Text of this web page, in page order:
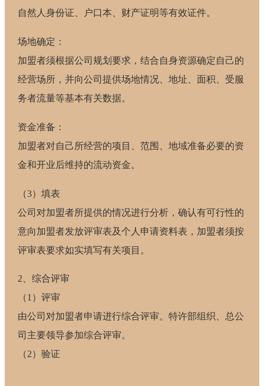
自然人身份证、户口本、财产证明等有效证件。
场地确定：
加盟者须根据公司规划要求，结合自身资源确定自己的
经营场所，并向公司提供场地情况、地址、面积、受服
务者流量等基本有关数据。
资金准备：
加盟者对自己所经营的项目、范围、地域准备必要的资
金和开业后维持的流动资金。
（3）填表
公司对加盟者所提供的情况进行分析，确认有可行性的
意向加盟者发放评审表及个人申请资料表，加盟者须按
评审表要求如实填写有关项目。
2、综合评审
（1）评审
由公司对加盟者申请进行综合评审。特许部组织、总公
司主要领导参加综合评审。
（2）验证